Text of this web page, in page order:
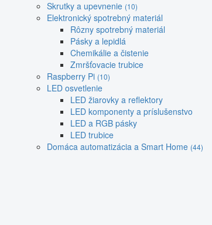
Skrutky a upevnenie (10)
Elektronický spotrebný materiál
Rôzny spotrebný materiál
Pásky a lepidlá
Chemikálie a čistenie
Zmršťovacie trubice
Raspberry Pi (10)
LED osvetlenie
LED žiarovky a reflektory
LED komponenty a príslušenstvo
LED a RGB pásky
LED trubice
Domáca automatizácia a Smart Home (44)